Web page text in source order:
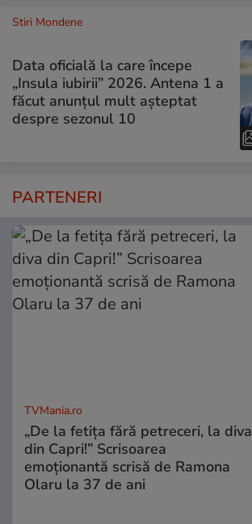
Stiri Mondene
Data oficială la care începe
„Insula iubirii” 2026. Antena 1 a
făcut anunțul mult așteptat
despre sezonul 10
PARTENERI
TVMania.ro
„De la fetița fără petreceri, la diva
din Capri!” Scrisoarea
emoționantă scrisă de Ramona
Olaru la 37 de ani